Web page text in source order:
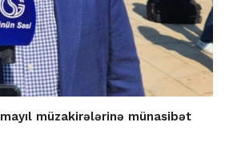
müzakirələrinə münasibət